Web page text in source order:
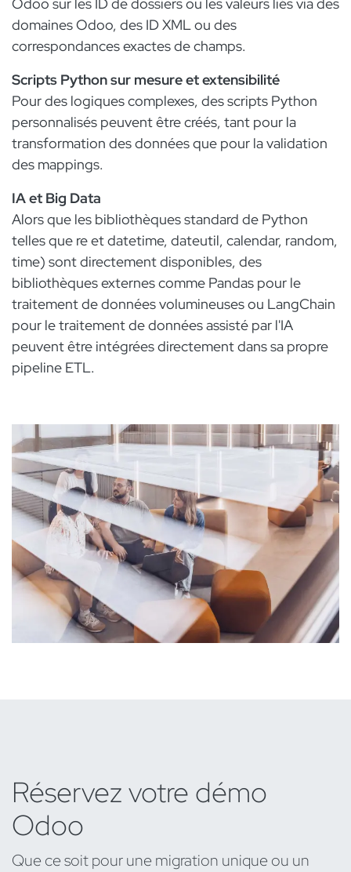
domaines Odoo, des ID XML ou des
correspondances exactes de champs.
Scripts Python sur mesure et extensibilité
Pour des logiques complexes, des scripts Python
personnalisés peuvent être créés, tant pour la
transformation des données que pour la validation
des mappings.
IA et Big Data
Alors que les bibliothèques standard de Python
telles que re et datetime, dateutil, calendar, random,
time) sont directement disponibles, des
bibliothèques externes comme Pandas pour le
traitement de données volumineuses ou LangChain
pour le traitement de données assisté par l'IA
peuvent être intégrées directement dans sa propre
pipeline ETL.
Réservez votre démo
Odoo
Que ce soit pour une migration unique ou un